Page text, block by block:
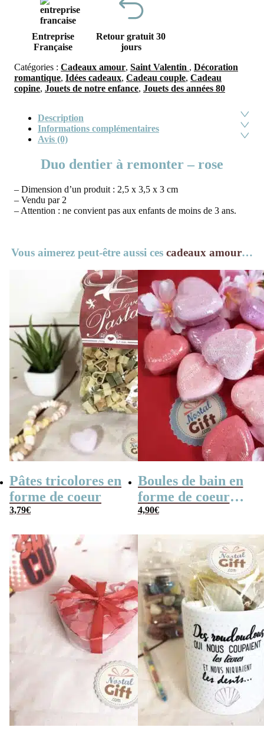
Entreprise
Française
Retour gratuit 30
jours
Catégories : Cadeaux amour, Saint Valentin , Décoration
romantique, Idées cadeaux, Cadeau couple, Cadeau
copine, Jouets de notre enfance, Jouets des années 80
Description
Informations complémentaires
Avis (0)
Duo dentier à remonter – rose
– Dimension d’un produit : 2,5 x 3,5 x 3 cm
– Vendu par 2
– Attention : ne convient pas aux enfants de moins de 3 ans.
Vous aimerez peut-être aussi ces cadeaux amour…
Pâtes tricolores en
forme de coeur
3,79€
Boules de bain en
forme de coeur
x10
4,90€